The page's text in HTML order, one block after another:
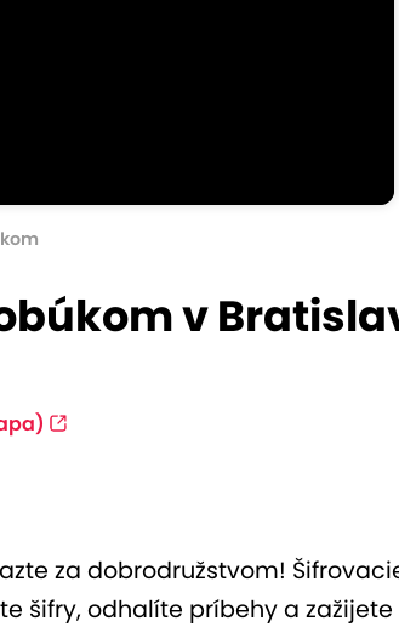
v
za dobrodružstvom!
šifry, odhalíte príbehy a